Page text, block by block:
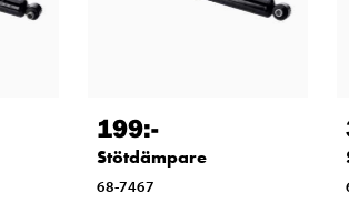
199:-
Stötdämpare
68-7467